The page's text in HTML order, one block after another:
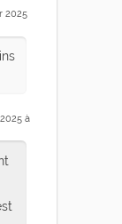
2025
à